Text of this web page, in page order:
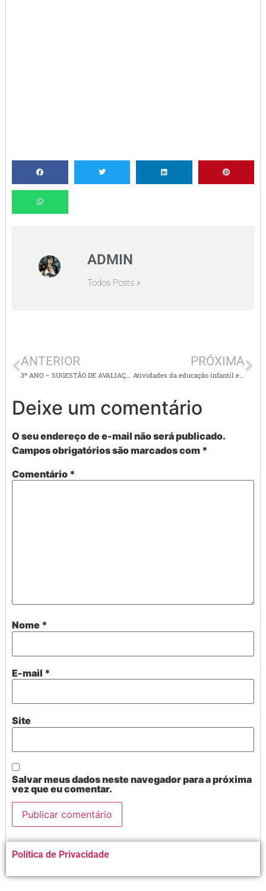
ADMIN
Todos Posts »
ANTERIOR
3º ANO – SUGESTÃO DE AVALIAÇÃO DIAGNÓSTICA DE LÍNGUA PORTUGUESA
PRÓXIMA
Atividades da educação infantil e findamental de 1º ao 5º ano completo – TODAS AS DISCIPLINAS
Deixe um comentário
O seu endereço de e-mail não será publicado.
Campos obrigatórios são marcados com *
Comentário *
Nome *
E-mail *
Site
Salvar meus dados neste navegador para a próxima
vez que eu comentar.
Alternative:
Política de Privacidade